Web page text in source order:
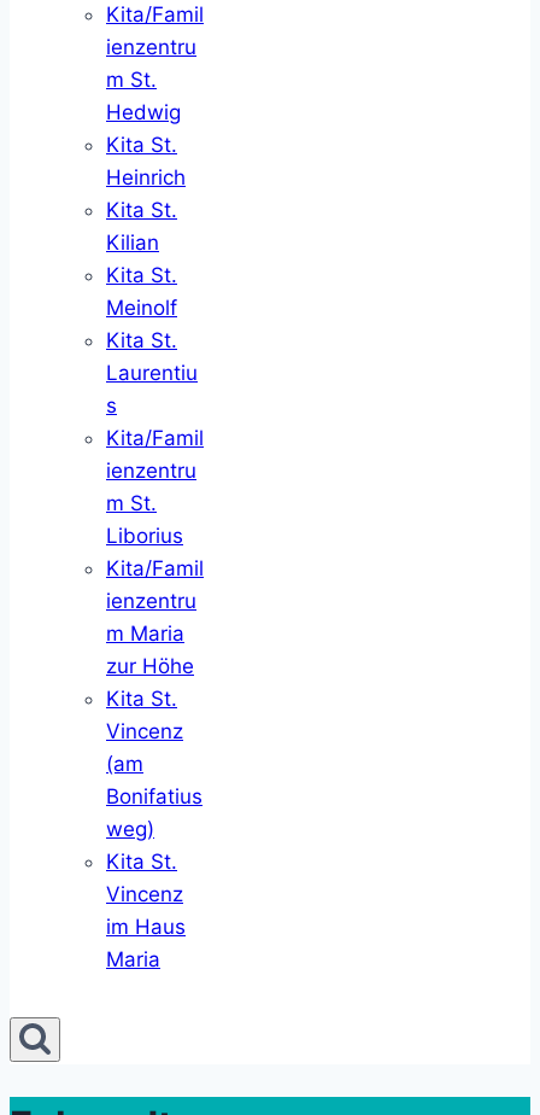
Kita/Famil
ienzentru
m St.
Hedwig
Kita St.
Heinrich
Kita St.
Kilian
Kita St.
Meinolf
Kita St.
Laurentiu
s
Kita/Famil
ienzentru
m St.
Liborius
Kita/Famil
ienzentru
m Maria
zur Höhe
Kita St.
Vincenz
(am
Bonifatius
weg)
Kita St.
Vincenz
im Haus
Maria